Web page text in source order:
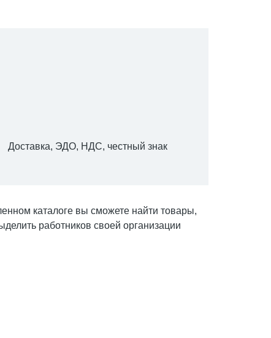
Доставка, ЭДО, НДС, честный знак
каталоге вы сможете найти товары,
работников своей организации